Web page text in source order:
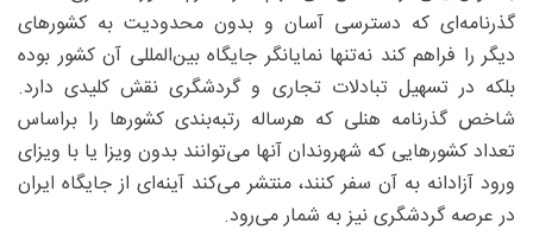
گذرنامه‌ای که دسترسی آسان و بدون محدودیت به کشورهای
دیگر را فراهم کند نه‌تنها نمایانگر جایگاه بین‌المللی آن کشور بوده
بلکه در تسهیل تبادلات تجاری و گردشگری نقش کلیدی دارد.
شاخص گذرنامه هنلی که هرساله رتبه‌بندی کشورها را براساس
تعداد کشورهایی که شهروندان آنها می‌توانند بدون ویزا یا با ویزای
ورود آزادانه به آن سفر کنند، منتشر می‌کند آینه‌ای از جایگاه ایران
در عرصه گردشگری نیز به شمار می‌رود.